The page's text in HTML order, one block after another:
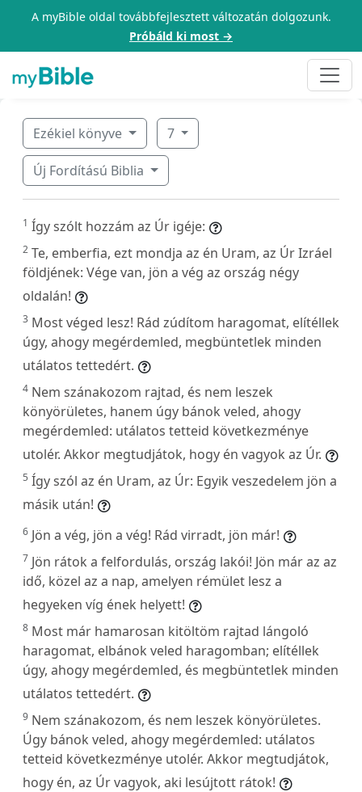
A myBible oldal továbbfejlesztett változatán dolgozunk.
Próbáld ki most →
Ezékiel könyve 7
Új Fordítású Biblia
1 Így szólt hozzám az Úr igéje:
2 Te, emberfia, ezt mondja az én Uram, az Úr Izráel
földjének: Vége van, jön a vég az ország négy
oldalán!
3 Most véged lesz! Rád zúdítom haragomat, elítéllek
úgy, ahogy megérdemled, megbüntetlek minden
utálatos tettedért.
4 Nem szánakozom rajtad, és nem leszek
könyörületes, hanem úgy bánok veled, ahogy
megérdemled: utálatos tetteid következménye
utolér. Akkor megtudjátok, hogy én vagyok az Úr.
5 Így szól az én Uram, az Úr: Egyik veszedelem jön a
másik után!
6 Jön a vég, jön a vég! Rád virradt, jön már!
7 Jön rátok a felfordulás, ország lakói! Jön már az az
idő, közel az a nap, amelyen rémület lesz a
hegyeken víg ének helyett!
8 Most már hamarosan kitöltöm rajtad lángoló
haragomat, elbánok veled haragomban; elítéllek
úgy, ahogy megérdemled, és megbüntetlek minden
utálatos tettedért.
9 Nem szánakozom, és nem leszek könyörületes.
Úgy bánok veled, ahogy megérdemled: utálatos
tetteid következménye utolér. Akkor megtudjátok,
hogy én, az Úr vagyok, aki lesújtott rátok!